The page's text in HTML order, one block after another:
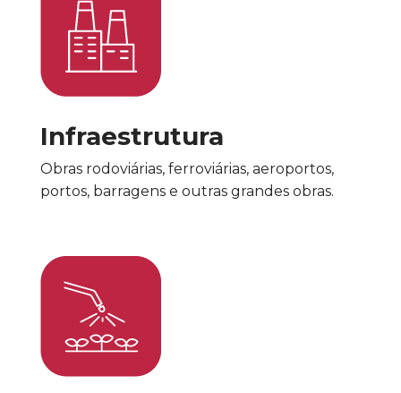
Infraestrutura
Obras rodoviárias, ferroviárias, aeroportos,
portos, barragens e outras grandes obras.